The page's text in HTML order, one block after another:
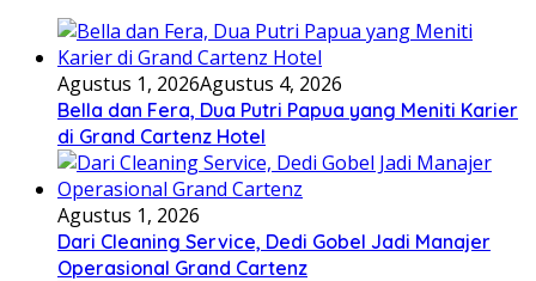
Agustus 1, 2026Agustus 4, 2026
Bella dan Fera, Dua Putri Papua yang Meniti Karier
di Grand Cartenz Hotel
Agustus 1, 2026
Dari Cleaning Service, Dedi Gobel Jadi Manajer
Operasional Grand Cartenz